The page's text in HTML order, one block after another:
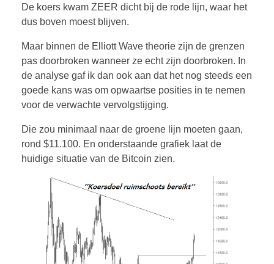
De koers kwam ZEER dicht bij de rode lijn, waar het
dus boven moest blijven.
Maar binnen de Elliott Wave theorie zijn de grenzen
pas doorbroken wanneer ze echt zijn doorbroken. In
de analyse gaf ik dan ook aan dat het nog steeds een
goede kans was om opwaartse posities in te nemen
voor de verwachte vervolgstijging.
Die zou minimaal naar de groene lijn moeten gaan,
rond $11.100. En onderstaande grafiek laat de
huidige situatie van de Bitcoin zien.